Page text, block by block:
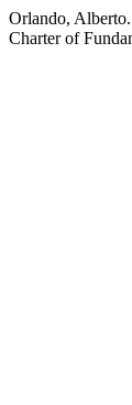
Orlando,
Charter of